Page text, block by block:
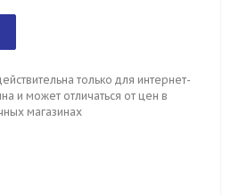
только для интернет-
и может отличаться от цен в
магазинах